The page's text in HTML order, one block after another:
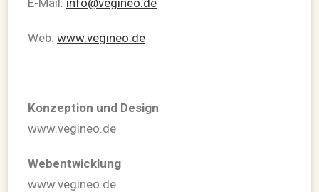
Web: www.vegineo.de
Konzeption und Design
www.vegineo.de
Webentwicklung
www.vegineo.de